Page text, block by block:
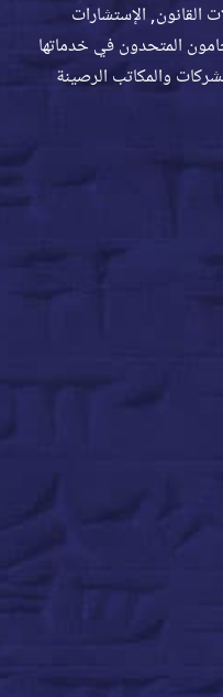
القانون, الإستشارات
المتحدون في خدماتها
والمكاتب الرصينة